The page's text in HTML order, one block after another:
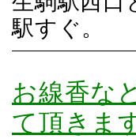
駅すぐ。
お線香な
て頂きま